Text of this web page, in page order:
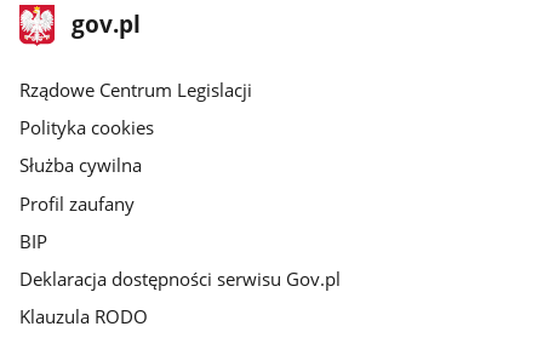
stopka
gov.plStrona
gov.pl
Rządowe Centrum Legislacji
Polityka cookies
Służba cywilna
Profil zaufany
BIP
Deklaracja dostępności serwisu Gov.pl
Klauzula RODO